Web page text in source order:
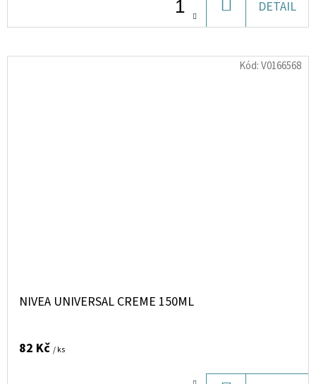
KOŠÍKU
DETAIL
NIVEA UNIVERSAL CREME 150ML
82 Kč / ks
Kód:V0166568